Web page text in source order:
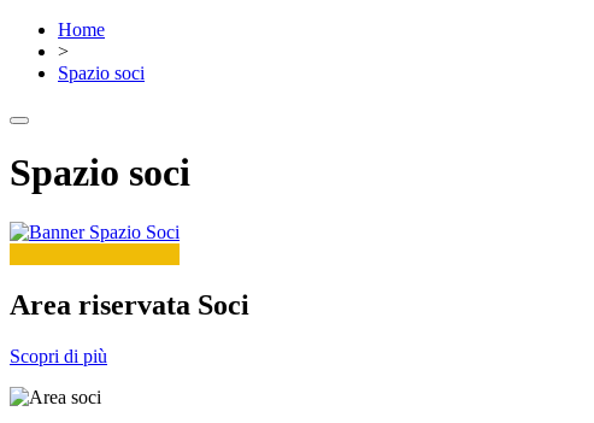
Home
>
Spazio soci
Spazio soci
Area riservata Soci
Scopri di più